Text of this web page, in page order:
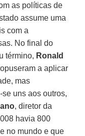
as políticas de
assume uma
com a
No final do
término, Ronald
a aplicar
mas
uns aos outros,
, diretor da
havia 800
no mundo e que